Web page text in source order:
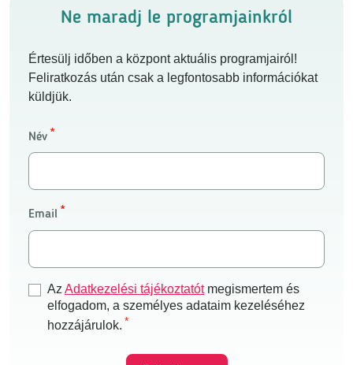
Ne maradj le programjainkról
Értesülj időben a központ aktuális programjairól!
Feliratkozás után csak a legfontosabb információkat
küldjük.
Név
Email
Az Adatkezelési tájékoztatótmegismertem és
elfogadom, a személyes adataim kezeléséhez
hozzájárulok.